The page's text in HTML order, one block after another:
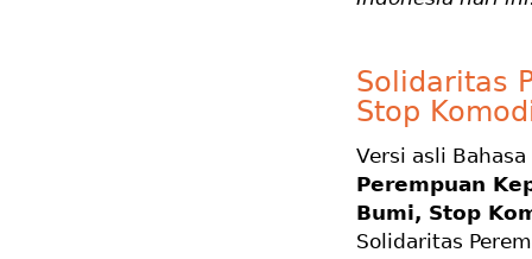
Solidaritas
Stop
Versi asli
Perempuan
Bumi, Stop
Solidaritas